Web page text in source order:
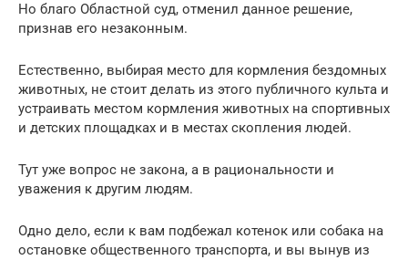
Но благо Областной суд, отменил данное решение,
признав его незаконным.
Естественно, выбирая место для кормления бездомных
животных, не стоит делать из этого публичного культа и
устраивать местом кормления животных на спортивных
и детских площадках и в местах скопления людей.
Тут уже вопрос не закона, а в рациональности и
уважения к другим людям.
Одно дело, если к вам подбежал котенок или собака на
остановке общественного транспорта, и вы вынув из